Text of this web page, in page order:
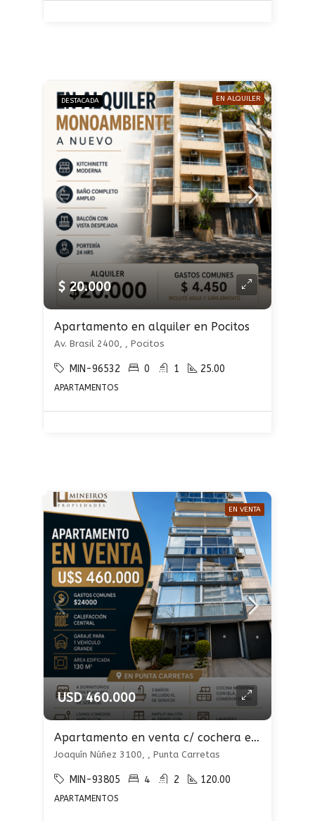
DESTACADA EN ALQUILER
$ 20.000
Apartamento en alquiler en Pocitos
Av. Brasil 2400, , Pocitos
MIN-96532 0 1 25.00
APARTAMENTOS
EN VENTA
USD 460.000
Apartamento en venta c/ cochera en Punta Carretas
Joaquín Núñez 3100, , Punta Carretas
MIN-93805 4 2 120.00
APARTAMENTOS